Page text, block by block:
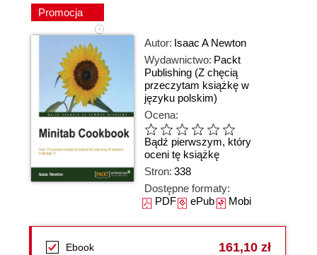
Promocja
Autor: Isaac A Newton
Wydawnictwo: Packt
Publishing (Z chęcią
przeczytam książkę w
języku polskim)
Ocena:
Bądź pierwszym, który
oceni tę książkę
Stron: 338
Dostępne formaty:
PDFePubMobi
Ebook 161,10 zł